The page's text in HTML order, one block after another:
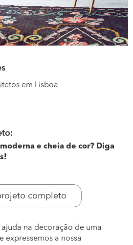
em Lisboa
e cheia de cor? Diga
completo
na decoração de uma
expressemos a nossa